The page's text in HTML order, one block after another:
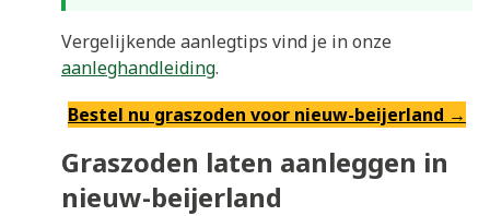
Vergelijkende aanlegtips vind je in onze
aanleghandleiding.
Bestel nu graszoden voor nieuw-beijerland →
Graszoden laten aanleggen in
nieuw-beijerland